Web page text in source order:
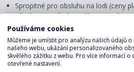
Spropitné pro obsluhu na lodi (ceny
Plavby ve Středomoří, severní
moři, Antilách a Grand Voyages
let: 10 €. Hosté Yacht Club: od 18 let:
Plavby v Jižní Africe a Jižní
děti 2–11 let: 9–13 USD. Hosté Yacht
USD, děti 2–11 let: 11–16 USD.
Používáme cookies
Můžeme je umístit pro analýzu našich údajů
našeho webu, ukázání personalizovaného
skvělého zážitku z webu. Pro více informací o
otevřené nastavení.